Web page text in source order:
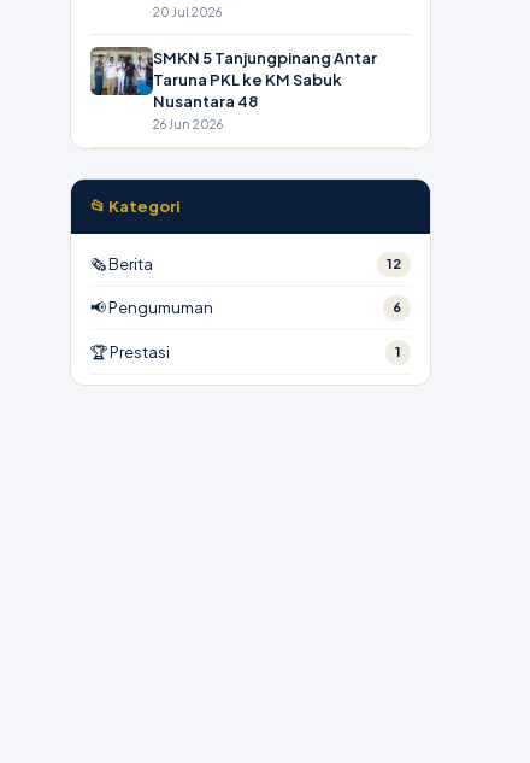
20 Jul 2026
SMKN 5 Tanjungpinang Antar
Taruna PKL ke KM Sabuk
Nusantara 48
26 Jun 2026
📂 Kategori
🗞 Berita 12
📢 Pengumuman 6
🏆 Prestasi 1